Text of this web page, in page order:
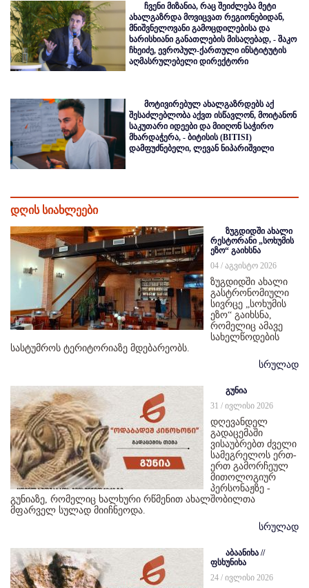
ჩვენი მიზანია, რაც შეიძლება მეტი
ახალგაზრდა მოვიცვათ რეგიონებიდან,
მნიშვნელოვანი გამოცდილებისა და
ხარისხიანი განათლების მისაღებად, - შაკო
ჩხეიძე, ევროპულ-ქართული ინსტიტუტის
აღმასრულებელი დირექტორი
მოტივირებულ ახალგაზრდებს აქ
შესაძლებლობა აქვთ ისწავლონ, მოიტანონ
საკუთარი იდეები და მიიღონ საჭირო
მხარდაჭერა, - ბიტისის (BITISI)
დამფუძნებელი, ლევან ნიპარიშვილი
დღის სიახლეები
ზუგდიდში ახალი
რესტორანი „სოხუმის
ეზო“ გაიხსნა
04 / აგვისტო 2026
ზუგდიდში ახალი
გასტრონომიული
სივრცე „სოხუმის
ეზო“ გაიხსნა,
რომელიც ამავე
სახელწოდების
სასტუმროს ტერიტორიაზე მდებარეობს.
სრულად
გუნია
31 / ივლისი 2026
დღევანდელ
გადაცემაში
ვისაუბრებთ ძველი
სამეგრელოს ერთ-
ერთ გამორჩეულ
მითოლოგიურ
პერსონაჟზე -
გუნიაზე, რომელიც ხალხური რწმენით ახალშობილთა
მფარველ სულად მიიჩნეოდა.
სრულად
აბაანიხა //
ფსხუნიხა
24 / ივლისი 2026